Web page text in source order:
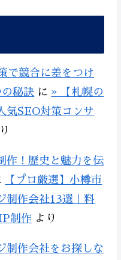
で競合に差をつけ
秘訣 に » 【札幌の
気SEO対策コンサ
作！歴史と魅力を伝
【プロ厳選】小樽市
制作会社13選｜料
制作 より
制作会社をお探しな